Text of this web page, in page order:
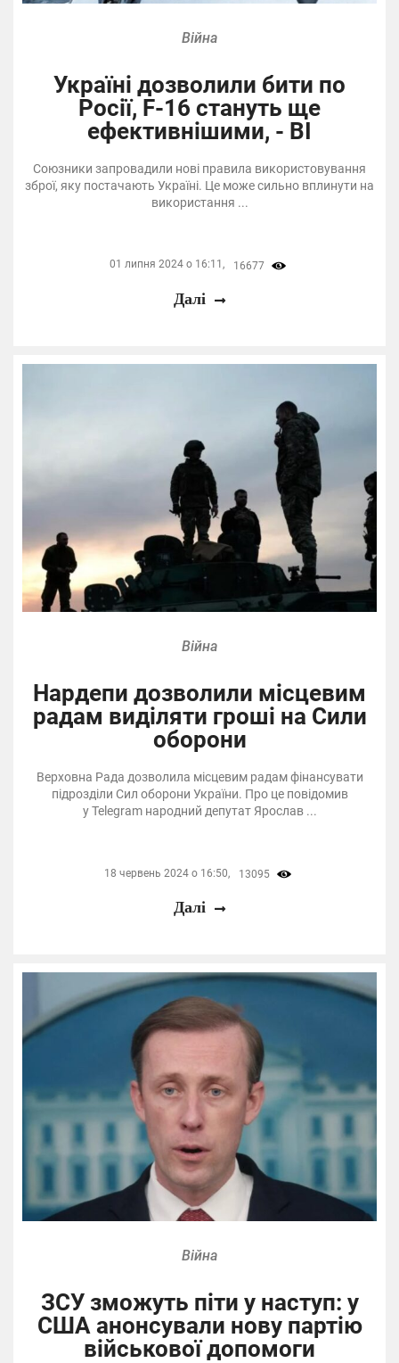
Війна
Україні дозволили бити по
Росії, F-16 стануть ще
ефективнішими, - BI
Союзники запровадили нові правила використовування
зброї, яку постачають Україні. Це може сильно вплинути на
використання ...
01 липня 2024 о 16:11, 16677
Далі
Війна
Нардепи дозволили місцевим
радам виділяти гроші на Сили
оборони
Верховна Рада дозволила місцевим радам фінансувати
підрозділи Сил оборони України. Про це повідомив
у Telegram народний депутат Ярослав ...
18 червень 2024 о 16:50, 13095
Далі
Війна
ЗСУ зможуть піти у наступ: у
США анонсували нову партію
військової допомоги